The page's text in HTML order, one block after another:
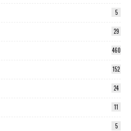
5
29
460
152
24
11
5